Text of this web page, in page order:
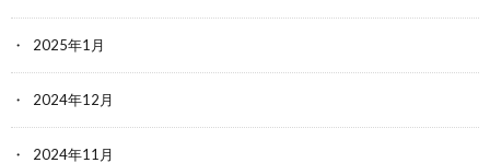
2025年1月
2024年12月
2024年11月